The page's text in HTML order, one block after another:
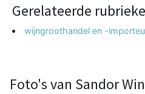
Gerelateerde
wijngroothandel en -
Foto's van Sandor